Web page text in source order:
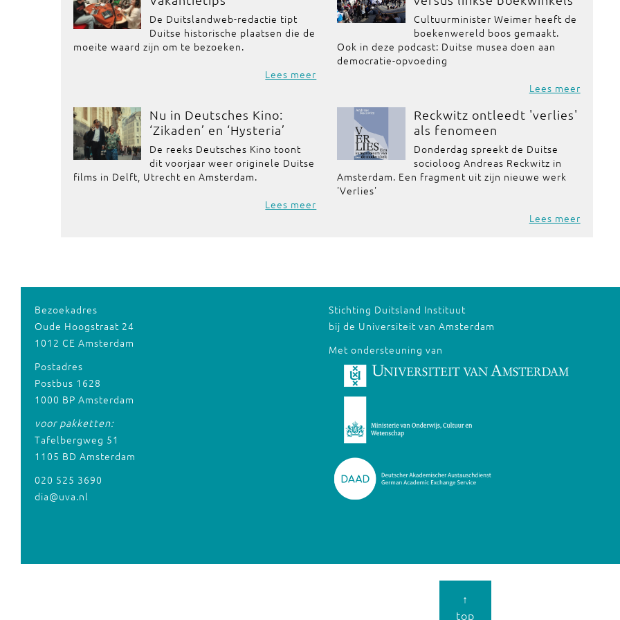
De Duitslandweb-redactie tipt
Duitse historische plaatsen die de
moeite waard zijn om te bezoeken.
Lees meer
Cultuurminister Weimer heeft de
boekenwereld boos gemaakt.
Ook in deze podcast: Duitse musea doen aan
democratie-opvoeding
Lees meer
Nu in Deutsches Kino:
‘Zikaden’ en ‘Hysteria’
De reeks Deutsches Kino toont
dit voorjaar weer originele Duitse
films in Delft, Utrecht en Amsterdam.
Lees meer
Reckwitz ontleedt 'verlies'
als fenomeen
Donderdag spreekt de Duitse
socioloog Andreas Reckwitz in
Amsterdam. Een fragment uit zijn nieuwe werk
'Verlies'
Lees meer
Bezoekadres
Oude Hoogstraat 24
1012 CE Amsterdam
Postadres
Postbus 1628
1000 BP Amsterdam
voor pakketten:
Tafelbergweg 51
1105 BD Amsterdam
020 525 3690
dia@uva.nl
Stichting Duitsland Instituut
bij de Universiteit van Amsterdam
Met ondersteuning van
↑
top